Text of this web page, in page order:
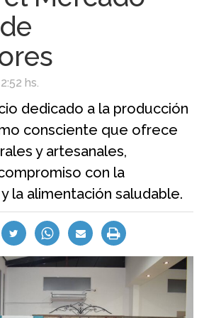
hs.
dedicado a la producción
consciente que ofrece
y artesanales,
con la
la alimentación saludable.